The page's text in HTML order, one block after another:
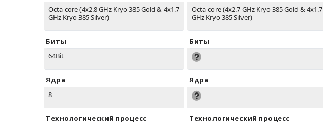
Octa-core (4x2.8 GHz Kryo 385 Gold & 4x1.7
GHz Kryo 385 Silver)
Биты
64Bit
Ядра
8
Технологический процесс
Octa-core (4x2.7 GHz Kryo 385 Gold & 4x1.7
GHz Kryo 385 Silver)
Биты
Ядра
Технологический процесс